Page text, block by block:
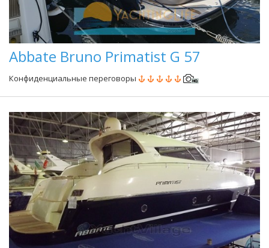
Abbate Bruno Primatist G 57
Конфиденциальные переговоры